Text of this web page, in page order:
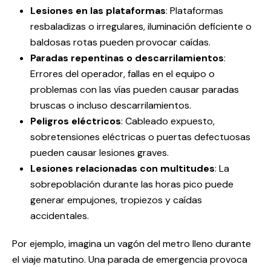
Lesiones en las plataformas: Plataformas
resbaladizas o irregulares, iluminación deficiente o
baldosas rotas pueden provocar caídas.
Paradas repentinas o descarrilamientos:
Errores del operador, fallas en el equipo o
problemas con las vías pueden causar paradas
bruscas o incluso descarrilamientos.
Peligros eléctricos: Cableado expuesto,
sobretensiones eléctricas o puertas defectuosas
pueden causar lesiones graves.
Lesiones relacionadas con multitudes: La
sobrepoblación durante las horas pico puede
generar empujones, tropiezos y caídas
accidentales.
Por ejemplo, imagina un vagón del metro lleno durante
el viaje matutino. Una parada de emergencia provoca